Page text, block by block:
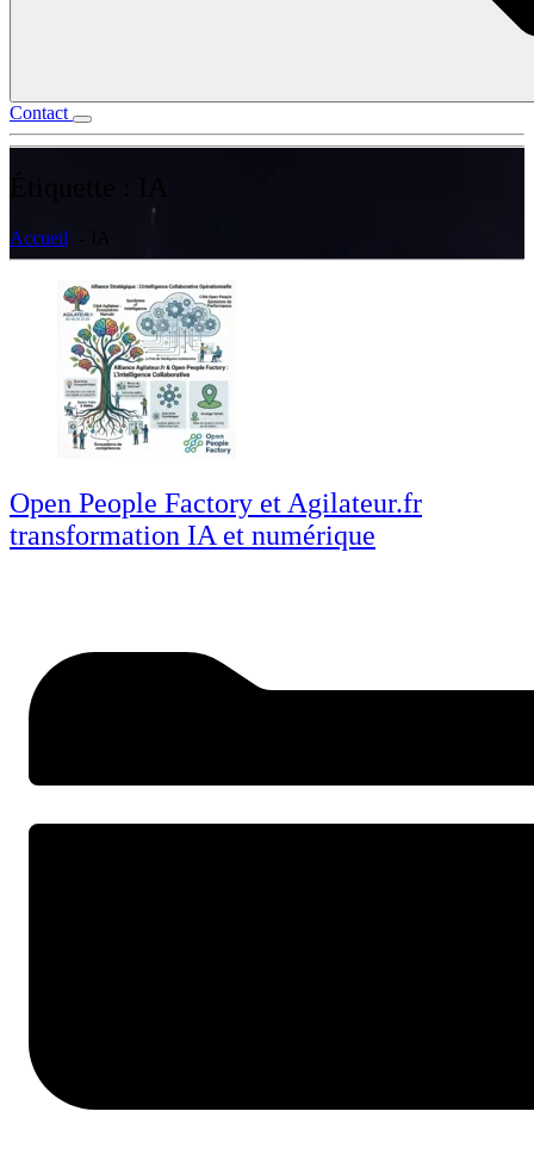
Contact
Accueil
Open People Factory et Agilateur.fr
transformation IA et numérique